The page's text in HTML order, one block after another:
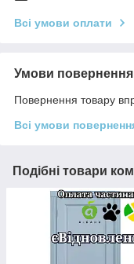
Всі умови оплати
Умови повернення
Повернення товару
Всі умови
Подібні товари